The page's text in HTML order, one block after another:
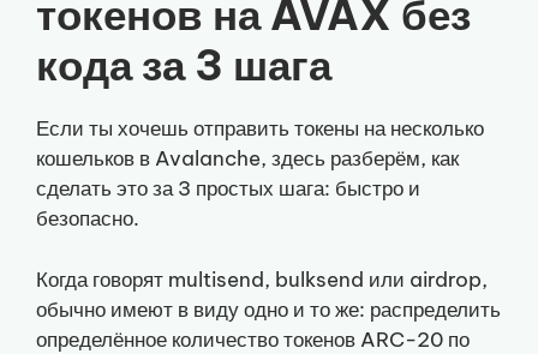
токенов на AVAX без
кода за 3 шага
Если ты хочешь отправить токены на несколько
кошельков в Avalanche, здесь разберём, как
сделать это за 3 простых шага: быстро и
безопасно.
Когда говорят multisend, bulksend или airdrop,
обычно имеют в виду одно и то же: распределить
определённое количество токенов ARC-20 по